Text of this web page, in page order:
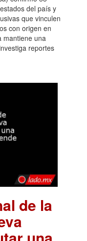
del país y
que vinculen
con origen en
mantiene una
reportes
de la